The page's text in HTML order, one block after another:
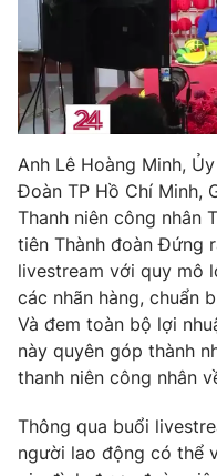
Email:
toasoan@vtv.vn
Liên hệ quảng cáo: 024-
® Cấm sao chép dưới mọi
thuận bằng văn bản. Ghi
Anh Lê Hoàng Minh,
Đoàn TP Hồ Chí Minh,
Thanh niên công nhân
tiên Thành đoàn Đứng
livestream với quy mô
các nhãn hàng, chuẩn
Và đem toàn bộ lợi
này quyên góp thành
thanh niên công nhân
Thông qua buổi
người lao động có thể